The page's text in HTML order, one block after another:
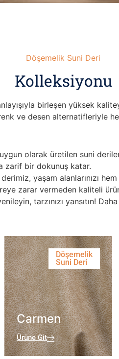
Döşemelik Suni Deri
Kolleksiyonu
birleşen yüksek
ve desen alternatifleriyle
olarak üretilen suni
zarif bir dokunuş katar.
yaşam alanlarınızı
zarar vermeden kaliteli
tarzınızı yansıtın!
Döşemelik
Suni Deri
Carmen
Ürüne Git